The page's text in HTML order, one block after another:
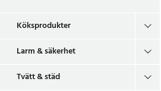
Köksprodukter
Larm & säkerhet
Tvätt & städ